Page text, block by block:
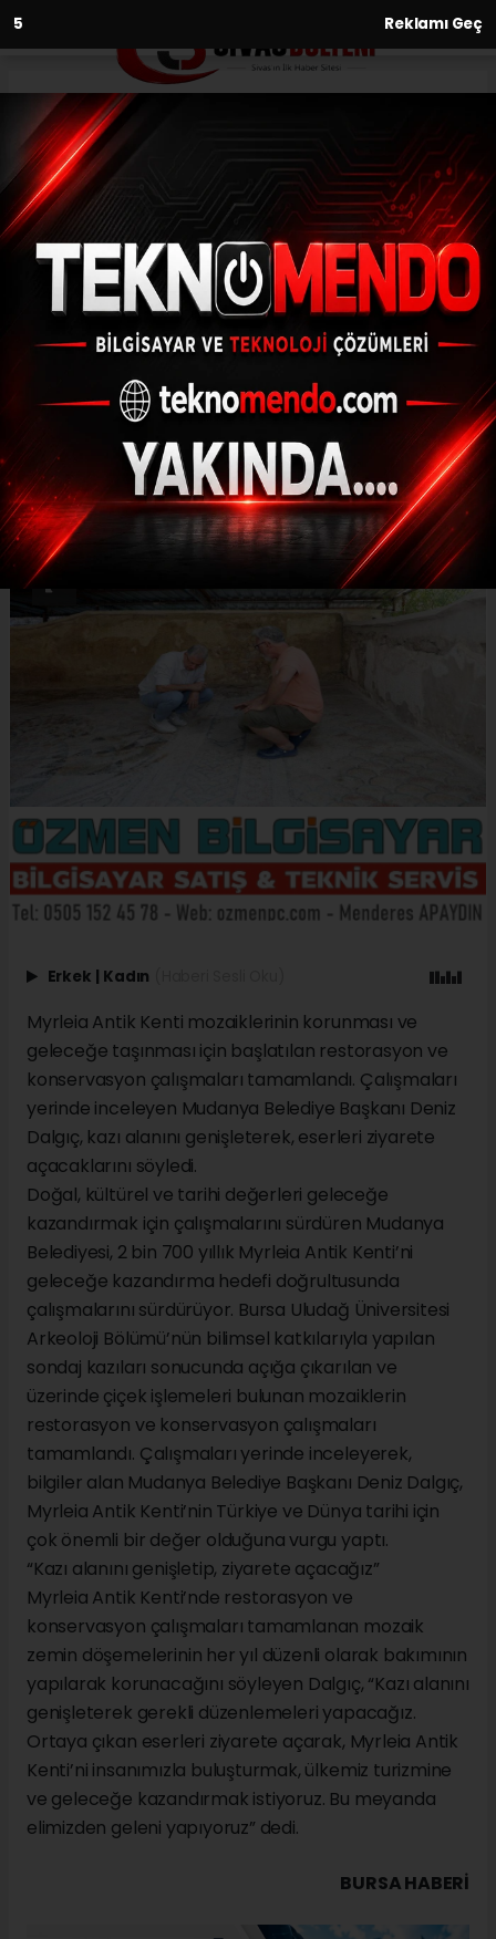
3 Reklamı Geç
Anasayfa Kültür-Sanat-Tarih
Myrleıa Mozaiklerini
restorasyon ve konservasyon
çalışması tamamlandı
KÜLTÜR-SANAT-TARIH
(İHA) - İhlas Haber Ajansı | 31.07.2024 - 15:35, Güncelleme: 31.07.2024
- 15:00
Myrleıa Mozaiklerini restorasyon ve
konservasyon çalışması tamamlandı
ABONE OL
Erkek | Kadın
Myrleia Antik Kenti mozaiklerinin korunması ve
geleceğe taşınması için başlatılan restorasyon ve
konservasyon çalışmaları tamamlandı. Çalışmaları
yerinde inceleyen Mudanya Belediye Başkanı Deniz
Dalgıç, kazı alanını genişleterek, eserleri ziyarete
açacaklarını söyledi.
Doğal, kültürel ve tarihi değerleri geleceğe
kazandırmak için çalışmalarını sürdüren Mudanya
Belediyesi, 2 bin 700 yıllık Myrleia Antik Kenti’ni
geleceğe kazandırma hedefi doğrultusunda
çalışmalarını sürdürüyor. Bursa Uludağ Üniversitesi
Arkeoloji Bölümü’nün bilimsel katkılarıyla yapılan
sondaj kazıları sonucunda açığa çıkarılan ve
üzerinde çiçek işlemeleri bulunan mozaiklerin
restorasyon ve konservasyon çalışmaları
tamamlandı. Çalışmaları yerinde inceleyerek,
bilgiler alan Mudanya Belediye Başkanı Deniz Dalgıç,
Myrleia Antik Kenti’nin Türkiye ve Dünya tarihi için
çok önemli bir değer olduğuna vurgu yaptı.
“Kazı alanını genişletip, ziyarete açacağız”
Myrleia Antik Kenti’nde restorasyon ve
konservasyon çalışmaları tamamlanan mozaik
zemin döşemelerinin her yıl düzenli olarak bakımının
yapılarak korunacağını söyleyen Dalgıç, “Kazı alanını
genişleterek gerekli düzenlemeleri yapacağız.
Ortaya çıkan eserleri ziyarete açarak, Myrleia Antik
Kenti’ni insanımızla buluşturmak, ülkemiz turizmine
ve geleceğe kazandırmak istiyoruz. Bu meyanda
elimizden geleni yapıyoruz” dedi.
BURSA HABERİ